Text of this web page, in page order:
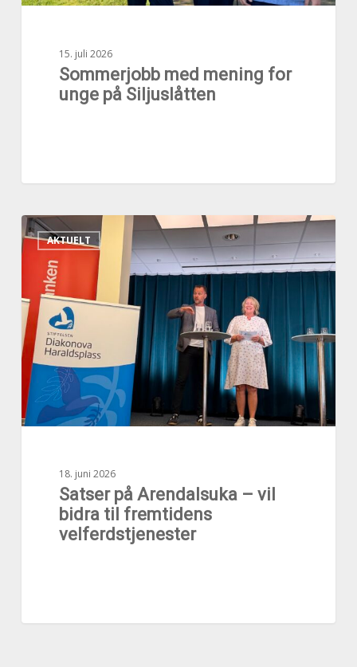
15. juli 2026
Sommerjobb med mening for
unge på Siljuslåtten
AKTUELT
Satser
på
Arendalsuka
vil
bidra
til
fremtidens
velferdstjenester
18. juni 2026
Satser på Arendalsuka – vil
bidra til fremtidens
velferdstjenester